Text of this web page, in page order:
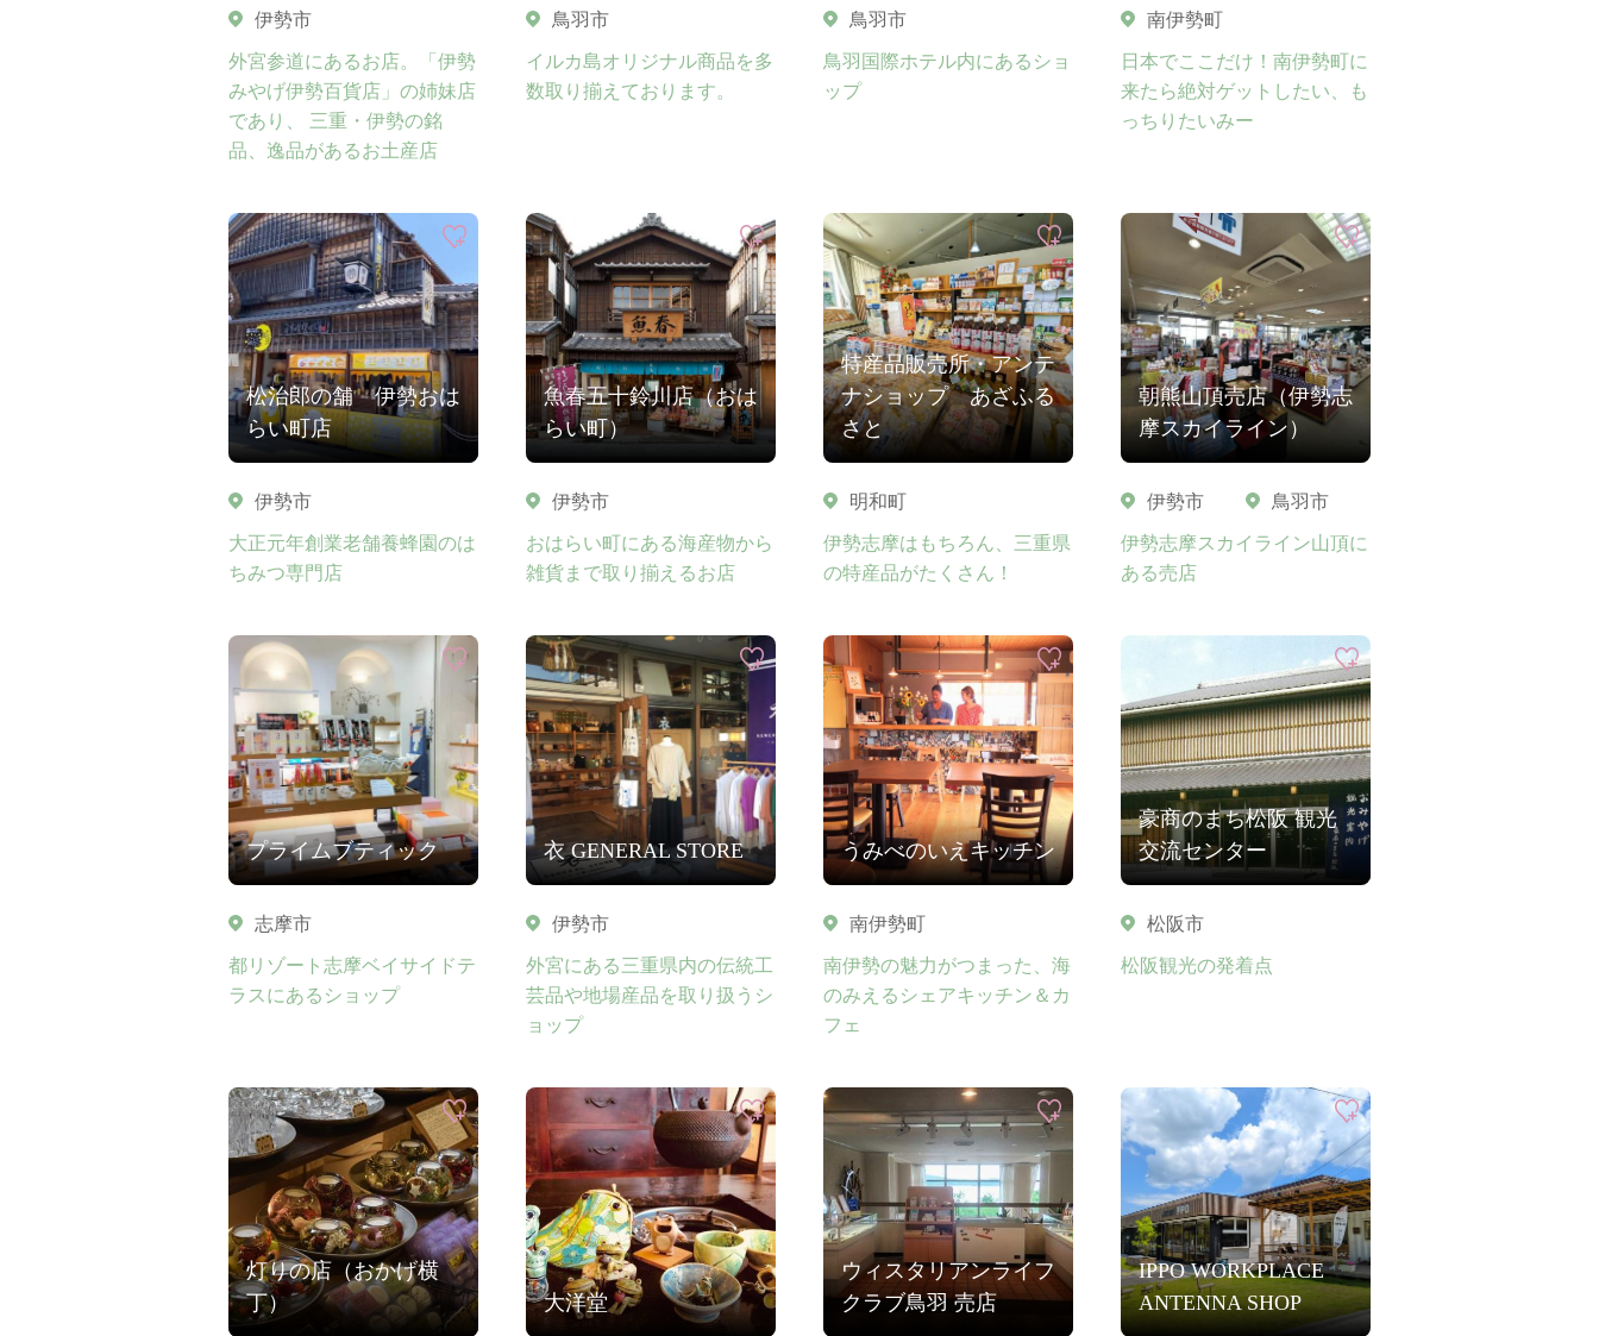
伊勢市
外宮参道にあるお店。「伊勢
みやげ伊勢百貨店」の姉妹店
であり、 三重・伊勢の銘
品、逸品があるお土産店
鳥羽市
イルカ島オリジナル商品を多
数取り揃えております。
鳥羽市
鳥羽国際ホテル内にあるショ
ップ
南伊勢町
日本でここだけ！南伊勢町に
来たら絶対ゲットしたい、も
っちりたいみー
松治郎の舗 伊勢おは
らい町店
伊勢市
大正元年創業老舗養蜂園のは
ちみつ専門店
魚春五十鈴川店（おは
らい町）
伊勢市
おはらい町にある海産物から
雑貨まで取り揃えるお店
特産品販売所・アンテ
ナショップ あざふる
さと
明和町
伊勢志摩はもちろん、三重県
の特産品がたくさん！
朝熊山頂売店（伊勢志
摩スカイライン）
伊勢市 鳥羽市
伊勢志摩スカイライン山頂に
ある売店
プライムブティック
志摩市
都リゾート志摩ベイサイドテ
ラスにあるショップ
衣 GENERAL STORE
伊勢市
外宮にある三重県内の伝統工
芸品や地場産品を取り扱うシ
ョップ
うみべのいえキッチン
南伊勢町
南伊勢の魅力がつまった、海
のみえるシェアキッチン＆カ
フェ
豪商のまち松阪 観光
交流センター
松阪市
松阪観光の発着点
灯りの店（おかげ横
丁）
大洋堂
ウィスタリアンライフ
クラブ鳥羽 売店
IPPO WORKPLACE
ANTENNA SHOP